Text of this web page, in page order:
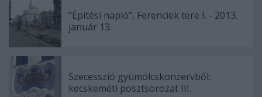
"Építési napló", Ferenciek tere I. - 2013.
január 13.
Szecesszió gyümölcskonzervből:
kecskeméti posztsorozat III.